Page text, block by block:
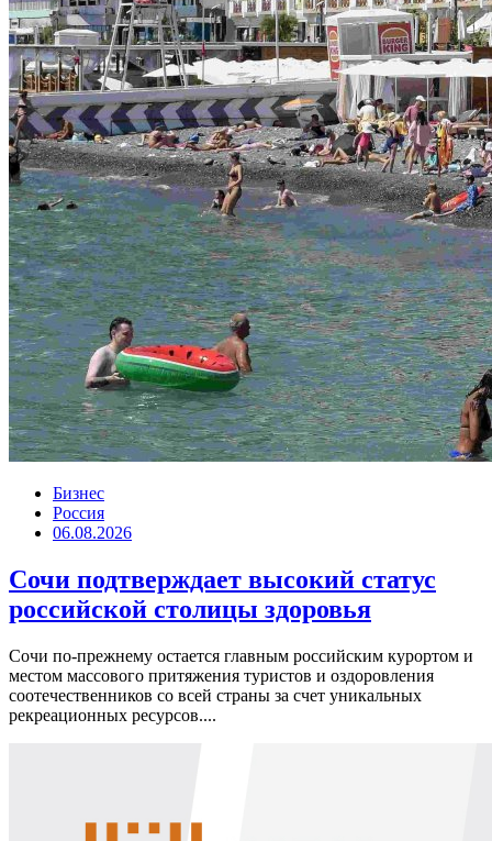
Бизнес
Россия
06.08.2026
Сочи подтверждает высокий статус
российской столицы здоровья
Сочи по-прежнему остается главным российским курортом и
местом массового притяжения туристов и оздоровления
соотечественников со всей страны за счет уникальных
рекреационных ресурсов....